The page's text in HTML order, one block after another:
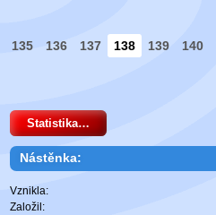
135 136 137 138 139 140
Statistika…
Nástěnka:
Vznikla:
Založil: